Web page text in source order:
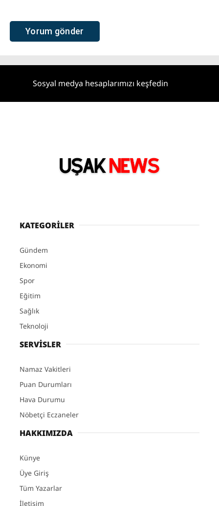
Sosyal medya hesaplarımızı keşfedin
KATEGORİLER
Gündem
Ekonomi
Spor
Eğitim
Sağlık
Teknoloji
SERVİSLER
Namaz Vakitleri
Puan Durumları
Hava Durumu
Nöbetçi Eczaneler
HAKKIMIZDA
Künye
Üye Giriş
Tüm Yazarlar
İletişim